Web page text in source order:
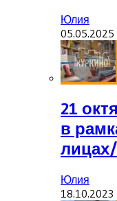
Юлия
05.05.2025
21
в
Юлия
18.10.2023